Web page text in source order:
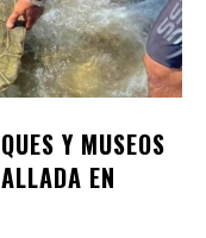
Y MUSEOS
EN